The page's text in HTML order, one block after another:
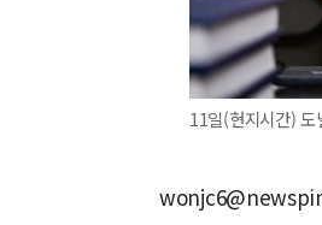
11일(현지시간) 도